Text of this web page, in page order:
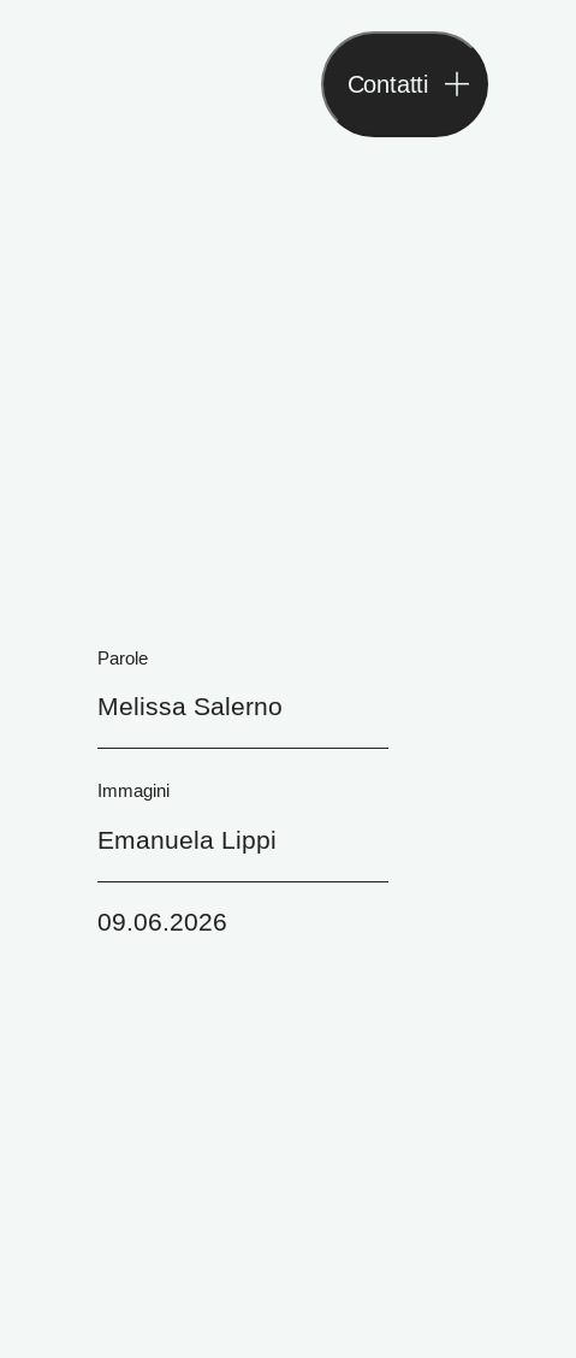
Contatti
Parole
Melissa Salerno
Immagini
Emanuela Lippi
09.06.2026